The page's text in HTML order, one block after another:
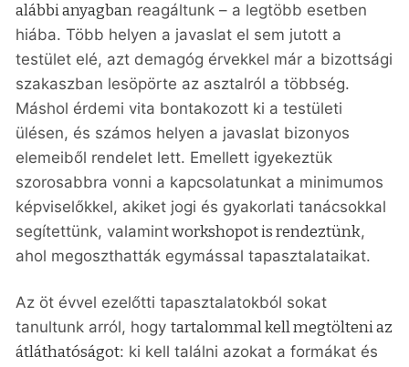
alábbi anyagban reagáltunk – a legtöbb esetben
hiába. Több helyen a javaslat el sem jutott a
testület elé, azt demagóg érvekkel már a bizottsági
szakaszban lesöpörte az asztalról a többség.
Máshol érdemi vita bontakozott ki a testületi
ülésen, és számos helyen a javaslat bizonyos
elemeiből rendelet lett. Emellett igyekeztük
szorosabbra vonni a kapcsolatunkat a minimumos
képviselőkkel, akiket jogi és gyakorlati tanácsokkal
segítettünk, valamintworkshopot is rendeztünk,
ahol megoszthatták egymással tapasztalataikat.
Az öt évvel ezelőtti tapasztalatokból sokat
tanultunk arról, hogy tartalommal kell megtölteni az
átláthatóságot: ki kell találni azokat a formákat és